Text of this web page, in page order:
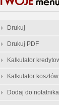
Gratis -
Drukuj
Drukuj PDF
Kalkulator
Kalkulator kosztów
Dodaj do notatnika